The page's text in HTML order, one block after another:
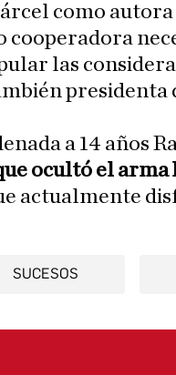
como
cooperadora
las
presidenta
a 14 años
ocultó el arma
actualmente
SUCESOS